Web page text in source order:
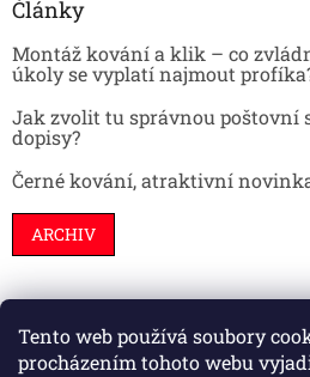
Tento web používá soubory
procházením tohoto webu
Články
Montáž kování a klik – co
úkoly se vyplatí najmout
Jak zvolit tu správnou poštovní
dopisy?
Černé kování, atraktivní
ARCHIV
Stavební pouzdra